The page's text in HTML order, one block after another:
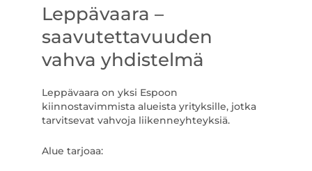
Leppävaara –
saavutettavuuden
vahva yhdistelmä
Leppävaara on yksi Espoon
kiinnostavimmista alueista yrityksille, jotka
tarvitsevat vahvoja liikenneyhteyksiä.
Alue tarjoaa: